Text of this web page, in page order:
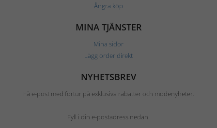
Ångra köp
MINA TJÄNSTER
Mina sidor
Lägg order direkt
NYHETSBREV
Få e-post med förtur på exklusiva rabatter och modenyheter.
Fyll i din e-postadress nedan.